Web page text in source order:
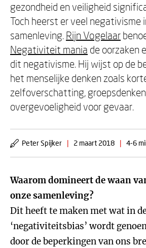
gezondheid en veiligheid
Toch heerst er veel negativisme
samenleving. Rijn Vogelaar
Negativiteit mania de oorzaken
dit negativisme. Hij wijst op de
het menselijke denken zoals
zelfoverschatting,
overgevoeligheid voor gevaar.
Peter Spijker | 2 maart 2018 | 4-6
Waarom domineert de waan
onze samenleving?
Dit heeft te maken met wat in
‘negativiteitsbias’ wordt
door de beperkingen van ons